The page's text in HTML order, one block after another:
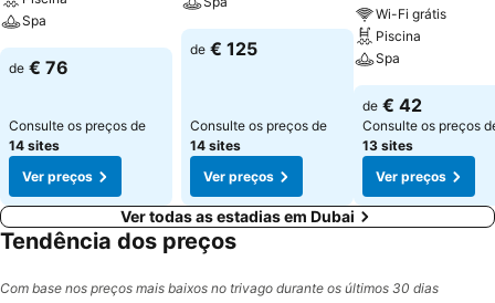
Spa
de € 76
Consulte os preços de
14 sites
Ver preços
de € 125
Consulte os preços de
14 sites
Ver preços
Wi-Fi grátis
Piscina
Spa
de € 42
Consulte os preços
13 sites
Ver preços
Ver todas as estadias em Dubai
Tendência dos preços
Com base nos preços mais baixos no trivago durante os últimos 30 dias